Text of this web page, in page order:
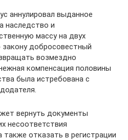
аннулировал выданное
наследство и
массу на двух
добросовестный
возмездно
компенсация половины
была истребована с
вернуть документы
несоответствия
отказать в регистрации